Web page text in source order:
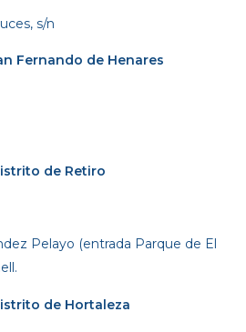
s/n
Fernando de Henares
de Retiro
Pelayo (entrada Parque de El
de Hortaleza